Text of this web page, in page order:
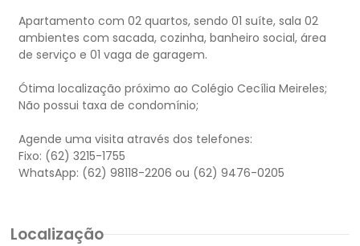
Apartamento com 02 quartos, sendo 01 suíte, sala 02
ambientes com sacada, cozinha, banheiro social, área
de serviço e 01 vaga de garagem.
Ótima localização próximo ao Colégio Cecília Meireles;
Não possui taxa de condomínio;
Agende uma visita através dos telefones:
Fixo: (62) 3215-1755
Localização